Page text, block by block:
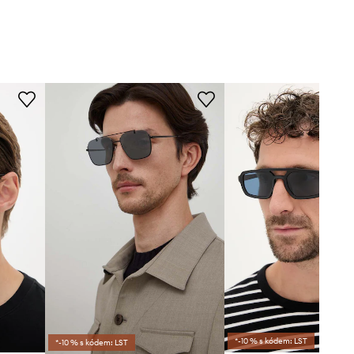
*-10 % s kódem: LST *-10 % s kódem: LST